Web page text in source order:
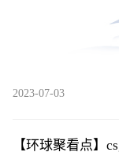
2023-07-03
【环球聚看点】